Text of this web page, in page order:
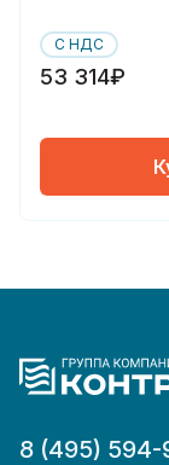
С НДС
53 314₽
8 (495) 594-